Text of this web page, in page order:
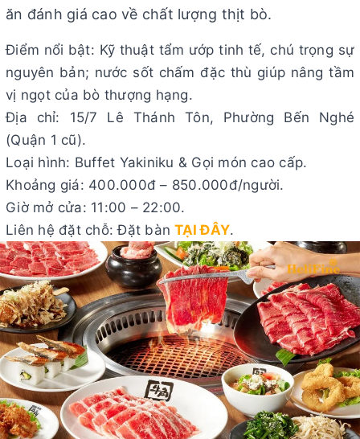
ăn đánh giá cao về chất lượng thịt bò.
Điểm nổi bật: Kỹ thuật tẩm ướp tinh tế, chú trọng sự
nguyên bản; nước sốt chấm đặc thù giúp nâng tầm
vị ngọt của bò thượng hạng.
Địa chỉ: 15/7 Lê Thánh Tôn, Phường Bến Nghé
(Quận 1 cũ).
Loại hình: Buffet Yakiniku & Gọi món cao cấp.
Khoảng giá: 400.000đ – 850.000đ/người.
Giờ mở cửa: 11:00 – 22:00.
Liên hệ đặt chỗ: Đặt bànTẠI ĐÂY.